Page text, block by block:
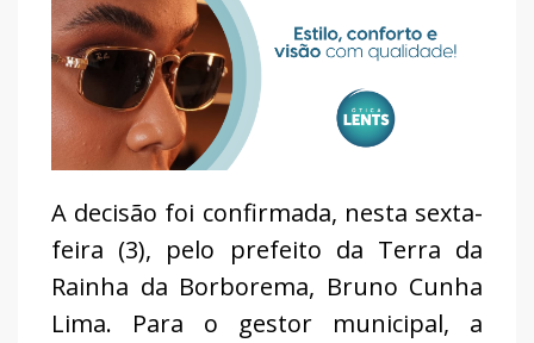
A decisão foi confirmada, nesta sexta-
feira (3), pelo prefeito da Terra da
Rainha da Borborema, Bruno Cunha
Lima. Para o gestor municipal, a